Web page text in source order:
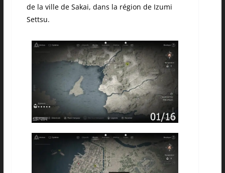
de la ville de Sakai, dans la région de Izumi
Settsu.